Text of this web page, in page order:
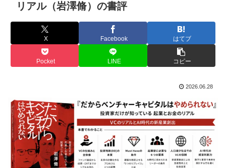
リアル（岩澤脩）の書評
X Facebook はてブ
Pocket LINE コピー
2026.06.28